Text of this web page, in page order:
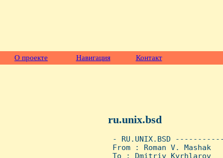
О проекте Навигация Контакт
ru.unix.bsd
- RU.UNIX.BSD
From : Roman V.
To : Dmitriy Kyrhlarov